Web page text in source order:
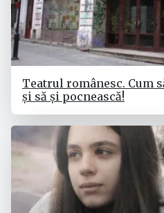
Teatrul românesc. Cum
și să și pocnească!